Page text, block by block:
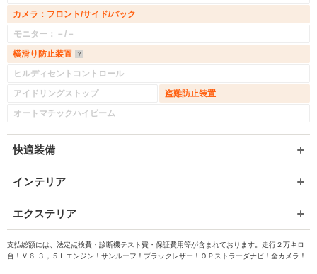
カメラ：フロント/サイド/バック
モニター：－/－
横滑り防止装置
ヒルディセントコントロール
アイドリングストップ
盗難防止装置
オートマチックハイビーム
快適装備
インテリア
エクステリア
支払総額には、法定点検費・診断機テスト費・保証費用等が含まれております。走行２万キロ
台！Ｖ６ ３，５Ｌエンジン！サンルーフ！ブラックレザー！ＯＰストラーダナビ！全カメラ！